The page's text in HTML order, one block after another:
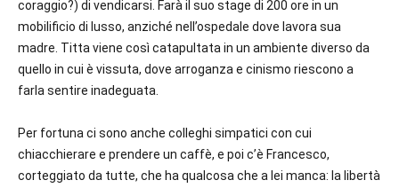
coraggio?) di vendicarsi. Farà il suo stage di 200 ore in un
mobilificio di lusso, anziché nell’ospedale dove lavora sua
madre. Titta viene così catapultata in un ambiente diverso da
quello in cui è vissuta, dove arroganza e cinismo riescono a
farla sentire inadeguata.
Per fortuna ci sono anche colleghi simpatici con cui
chiacchierare e prendere un caffè, e poi c’è Francesco,
corteggiato da tutte, che ha qualcosa che a lei manca: la libertà